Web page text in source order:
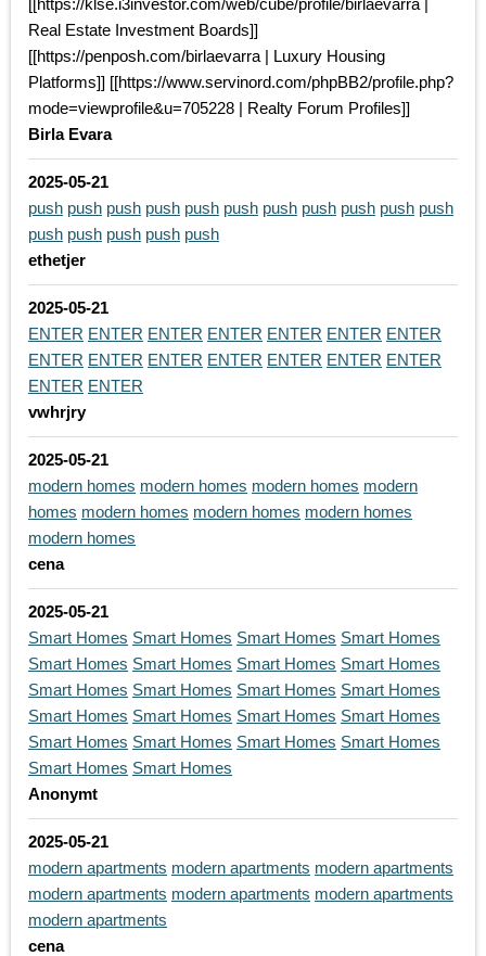
[[https://klse.i3investor.com/web/cube/profile/birlaevarra |
Real Estate Investment Boards]]
[[https://penposh.com/birlaevarra | Luxury Housing
Platforms]] [[https://www.servinord.com/phpBB2/profile.php?
mode=viewprofile&u=705228 | Realty Forum Profiles]]
Birla Evara
2025-05-21
push push push push push push push push push push push
push push push push push
ethetjer
2025-05-21
ENTER ENTER ENTER ENTER ENTER ENTER ENTER
ENTER ENTER ENTER ENTER ENTER ENTER ENTER
ENTER ENTER
vwhrjry
2025-05-21
modern homes modern homes modern homes modern
homes modern homes modern homes modern homes
modern homes
cena
2025-05-21
Smart Homes Smart Homes Smart Homes Smart Homes
Smart Homes Smart Homes Smart Homes Smart Homes
Smart Homes Smart Homes Smart Homes Smart Homes
Smart Homes Smart Homes Smart Homes Smart Homes
Smart Homes Smart Homes Smart Homes Smart Homes
Smart Homes Smart Homes
Anonymt
2025-05-21
modern apartments modern apartments modern apartments
modern apartments modern apartments modern apartments
modern apartments
cena